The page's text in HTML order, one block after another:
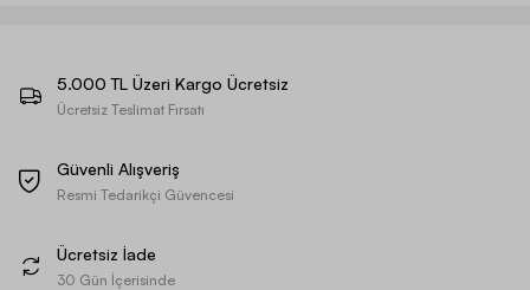
5.000 TL Üzeri Kargo Ücretsiz
Ücretsiz Teslimat Fırsatı
Güvenli Alışveriş
Resmi Tedarikçi Güvencesi
Ücretsiz İade
30 Gün İçerisinde